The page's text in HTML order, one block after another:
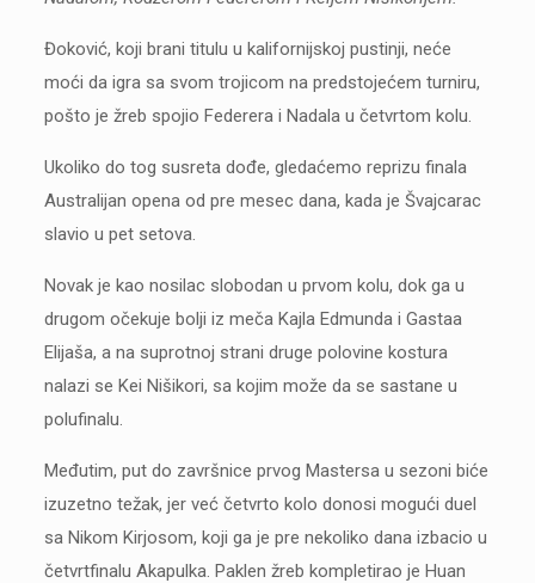
Đoković, koji brani titulu u kalifornijskoj pustinji, neće
moći da igra sa svom trojicom na predstojećem turniru,
pošto je žreb spojio Federera i Nadala u četvrtom kolu.
Ukoliko do tog susreta dođe, gledaćemo reprizu finala
Australijan opena od pre mesec dana, kada je Švajcarac
slavio u pet setova.
Novak je kao nosilac slobodan u prvom kolu, dok ga u
drugom očekuje bolji iz meča Kajla Edmunda i Gastaa
Elijaša, a na suprotnoj strani druge polovine kostura
nalazi se Kei Nišikori, sa kojim može da se sastane u
polufinalu.
Međutim, put do završnice prvog Mastersa u sezoni biće
izuzetno težak, jer već četvrto kolo donosi mogući duel
sa Nikom Kirjosom, koji ga je pre nekoliko dana izbacio u
četvrtfinalu Akapulka. Paklen žreb kompletirao je Huan